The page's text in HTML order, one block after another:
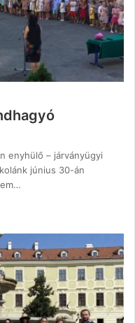
enyhülő – járványügyi
június 30-án